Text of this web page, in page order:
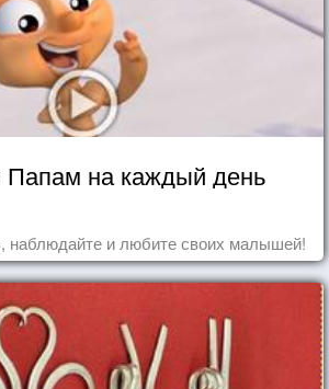
на каждый день
наблюдайте и любите своих малышей!